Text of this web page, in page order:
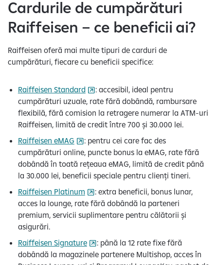
Cardurile de cumpărături
Raiffeisen – ce beneficii ai?
Raiffeisen oferă mai multe tipuri de carduri de
cumpărături, fiecare cu beneficii specifice:
Raiffeisen Standard
: accesibil, ideal pentru
cumpărături uzuale, rate fără dobândă, rambursare
flexibilă, fără comision la retragere numerar la ATM-uri
Raiffeisen, limită de credit între 700 și 30.000 lei.
Raiffeisen eMAG
: pentru cei care fac des
cumpărături online, puncte bonus la eMAG, rate fără
dobândă în toată rețeaua eMAG, limită de credit până
la 30.000 lei, beneficii speciale pentru clienți tineri.
Raiffeisen Platinum
: extra beneficii, bonus lunar,
acces la lounge, rate fără dobândă la parteneri
premium, servicii suplimentare pentru călătorii și
asigurări.
Raiffeisen Signature
: până la 12 rate fixe fără
dobândă la magazinele partenere Multishop, acces în